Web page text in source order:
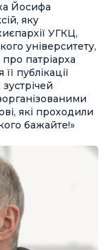
Йосифа
яку
УГКЦ,
університету,
патріарха
публікації
які проходили
бажайте!»